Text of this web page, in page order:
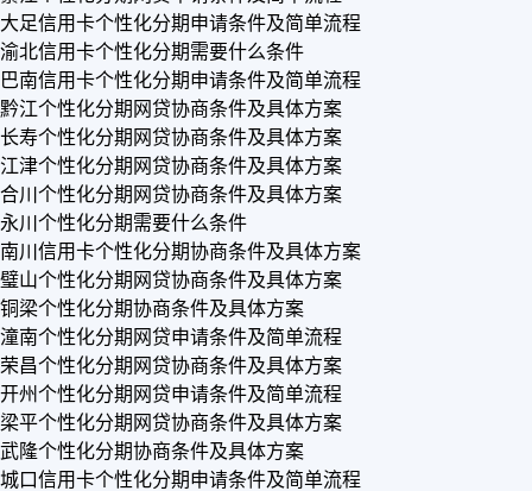
大足信用卡个性化分期申请条件及简单流程
渝北信用卡个性化分期需要什么条件
巴南信用卡个性化分期申请条件及简单流程
黔江个性化分期网贷协商条件及具体方案
长寿个性化分期网贷协商条件及具体方案
江津个性化分期网贷协商条件及具体方案
合川个性化分期网贷协商条件及具体方案
永川个性化分期需要什么条件
南川信用卡个性化分期协商条件及具体方案
璧山个性化分期网贷协商条件及具体方案
铜梁个性化分期协商条件及具体方案
潼南个性化分期网贷申请条件及简单流程
荣昌个性化分期网贷协商条件及具体方案
开州个性化分期网贷申请条件及简单流程
梁平个性化分期网贷协商条件及具体方案
武隆个性化分期协商条件及具体方案
城口信用卡个性化分期申请条件及简单流程